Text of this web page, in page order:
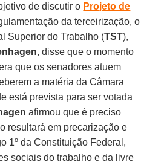
de discutir o Projeto de
da terceirização, o
Superior do Trabalho (TST),
, disse que o momento
que os senadores atuem
a matéria da Câmara
está prevista para ser votada
afirmou que é preciso
resultará em precarização e
1º da Constituição Federal,
sociais do trabalho e da livre